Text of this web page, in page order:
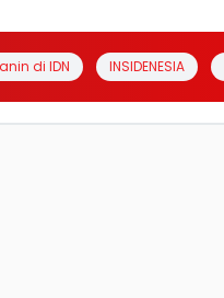
di IDN INSIDENESIA